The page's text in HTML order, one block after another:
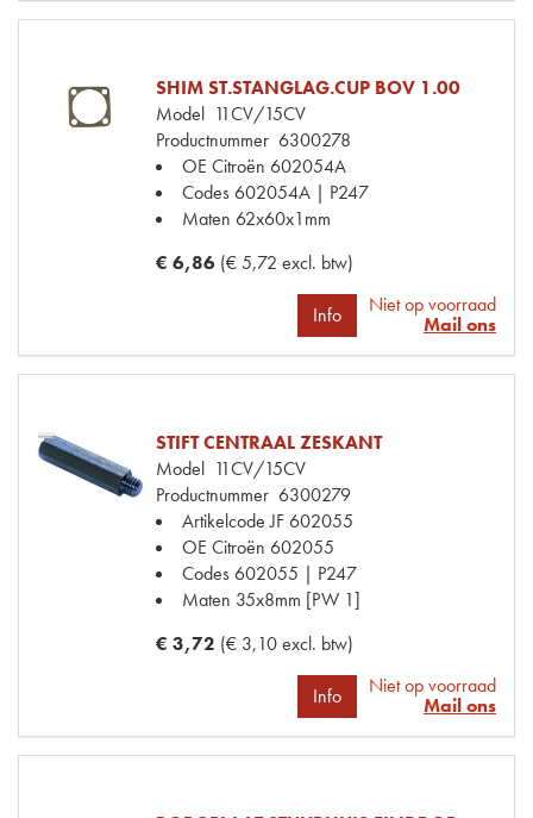
SHIM ST.STANGLAG.CUP BOV 1.00
Model 11CV/15CV
Productnummer 6300278
OE Citroën 602054A
Codes 602054A | P247
Maten 62x60x1mm
€ 6,86 (€ 5,72 excl. btw)
Info
Niet op voorraad
Mail ons
STIFT CENTRAAL ZESKANT
Model 11CV/15CV
Productnummer 6300279
Artikelcode JF 602055
OE Citroën 602055
Codes 602055 | P247
Maten 35x8mm [PW 1]
€ 3,72 (€ 3,10 excl. btw)
Info
Niet op voorraad
Mail ons